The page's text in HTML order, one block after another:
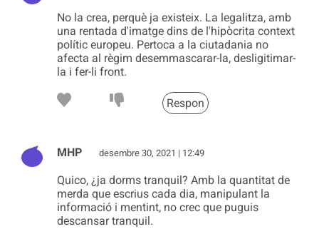
No la crea, perquè ja existeix. La legalitza, amb
una rentada d'imatge dins de l'hipòcrita context
polític europeu. Pertoca a la ciutadania no
afecta al règim desemmascarar-la, desligitimar-
la i fer-li front.
Respon
MHP desembre 30, 2021 | 12:49
Quico, ¿ja dorms tranquil? Amb la quantitat de
merda que escrius cada dia, manipulant la
informació i mentint, no crec que puguis
descansar tranquil.